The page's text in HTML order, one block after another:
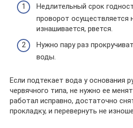
Недлительный срок
проворот осуществляется
изнашивается, рвется.
Нужно пару раз
воды.
Если подтекает вода у основания
червячного типа, не нужно ее
работал исправно, достаточно
прокладку, и перевернуть не